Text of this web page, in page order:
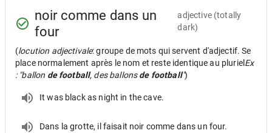
noir comme dans un
four
adjective (totally
dark)
(locution adjectivale: groupe de mots qui servent d'adjectif. Se
place normalement après le nom et reste identique au pluriel Ex
: "ballon de football, des ballonsde football")
It was black as night in the cave.
Dans la grotte, il faisait noir comme dans un four.